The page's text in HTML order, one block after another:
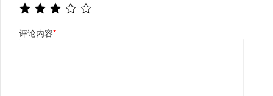
评论内容*